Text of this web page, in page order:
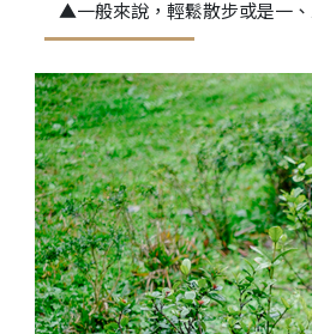
▲一般來說，輕鬆散步或是一